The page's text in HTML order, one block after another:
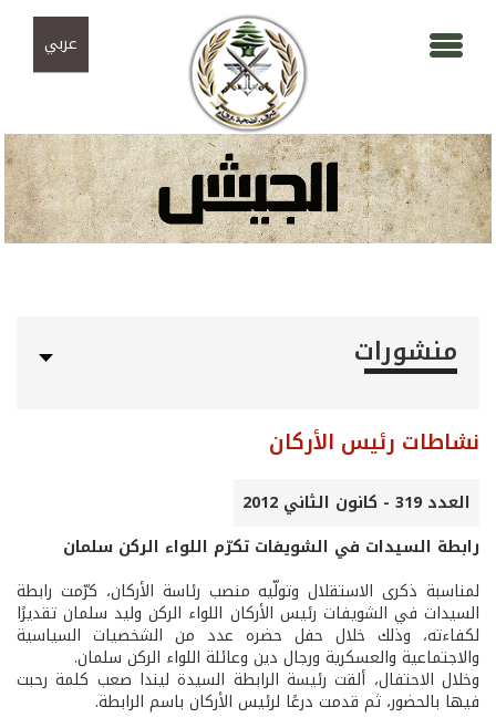
عربي
منشورات
نشاطات رئيس الأركان
العدد 319 - كانون الثاني 2012
رابطة السيدات في الشويفات تكرّم اللواء الركن سلمان
لمناسبة ذكرى الاستقلال وتولّيه منصب رئاسة الأركان، كرّمت رابطة
السيدات في الشويفات رئيس الأركان اللواء الركن وليد سلمان تقديرًا
لكفاءته، وذلك خلال حفل حضره عدد من الشخصيات السياسية
والاجتماعية والعسكرية ورجال دين وعائلة اللواء الركن سلمان.
وخلال الاحتفال، ألقت رئيسة الرابطة السيدة ليندا صعب كلمة رحبت
فيها بالحضور، ثم قدمت درعًا لرئيس الأركان باسم الرابطة.